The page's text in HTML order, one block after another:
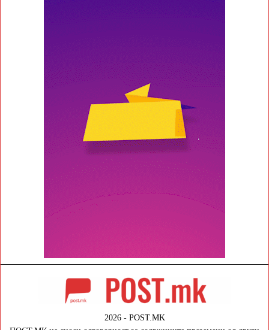
2026 - POST.MK